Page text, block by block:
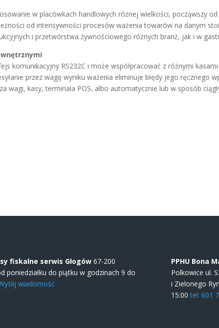
w placówkach handlowych różnej wielkości, począwszy
od intensywności procesów ważenia towarów na danym
i przetwórstwa żywnościowego różnych branż, jak i w
komunikacyjny RS232C i może współpracować z różnymi
przez wagę wyniku ważenia eliminuje błędy jego ręcznego
wagi, kasy, terminala POS, albo automatycznie lub w sposób
fiskalne serwis Głogów 67-200
poniedziałku do piątku w godzinach 9 do
wiadomość
PPHU Bona
Polkowice ul.
i Zielonego
15:00tel: 601